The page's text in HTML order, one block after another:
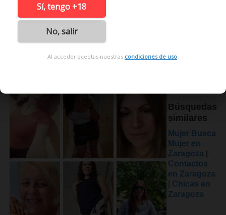
Búsquedas
similares
Mujer Busca
Mujer en
Zaragoza
Contactos
en Zaragoza
Chicas en
Zaragoza
Sí, tengo +18
No, salir
Al acceder aceptas nuestras condiciones de uso